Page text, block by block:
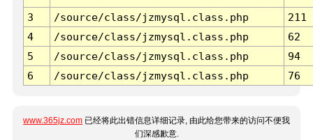
3 /source/class/jzmysql.class.php
211
4
/source/class/jzmysql.class.php
62
5
/source/class/jzmysql.class.php
94
6
/source/class/jzmysql.class.php 76
www.365jz.com 已经将此出错信息详细记录, 由此给您带来的访问不便我
们深感歉意.